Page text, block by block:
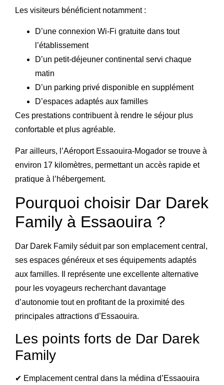
Les visiteurs bénéficient notamment :
D’une connexion Wi-Fi gratuite dans tout
l’établissement
D’un petit-déjeuner continental servi chaque
matin
D’un parking privé disponible en supplément
D’espaces adaptés aux familles
Ces prestations contribuent à rendre le séjour plus
confortable et plus agréable.
Par ailleurs, l’Aéroport Essaouira-Mogador se trouve à
environ 17 kilomètres, permettant un accès rapide et
pratique à l’hébergement.
Pourquoi choisir Dar Darek
Family à Essaouira ?
Dar Darek Family séduit par son emplacement central,
ses espaces généreux et ses équipements adaptés
aux familles. Il représente une excellente alternative
pour les voyageurs recherchant davantage
d’autonomie tout en profitant de la proximité des
principales attractions d’Essaouira.
Les points forts de Dar Darek
Family
✔ Emplacement central dans la médina d’Essaouira